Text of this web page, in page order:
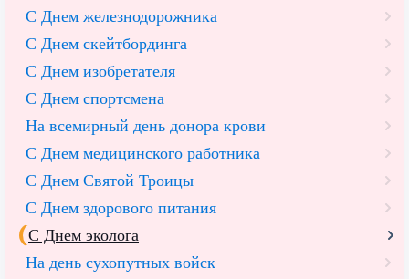
С Днем железнодорожника
С Днем скейтбординга
С Днем изобретателя
С Днем спортсмена
На всемирный день донора крови
С Днем медицинского работника
С Днем Святой Троицы
С Днем здорового питания
С Днем эколога
На день сухопутных войск